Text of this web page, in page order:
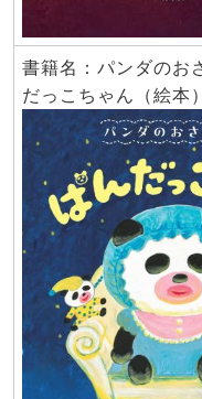
書籍名：パンダの
だっこちゃん（絵本）